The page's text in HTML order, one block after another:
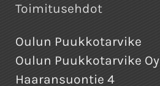
Toimitusehdot
Oulun Puukkotarvike
Oulun Puukkotarvike Oy
Haaransuontie 4